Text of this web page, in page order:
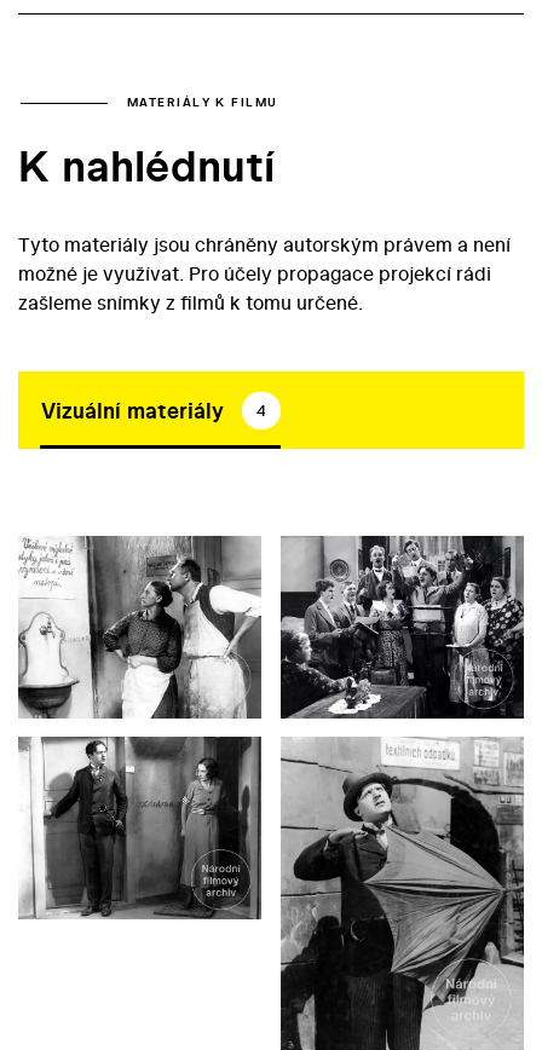
MATERIÁLY K FILMU
K nahlédnutí
Tyto materiály jsou chráněny autorským právem a není
možné je využívat. Pro účely propagace projekcí rádi
zašleme snímky z filmů k tomu určené.
Vizuální materiály 4